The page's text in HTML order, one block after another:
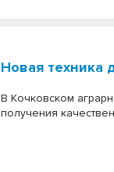
Новая техника
В Кочковском
получения